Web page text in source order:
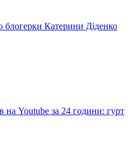
блогерки Катерини Діденко
на Youtube за 24 години: гурт